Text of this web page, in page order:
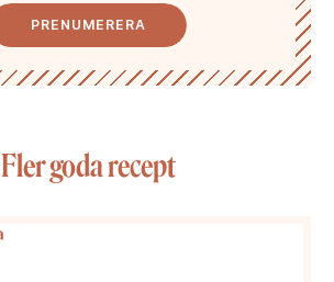
PRENUMERERA
Fler goda recept